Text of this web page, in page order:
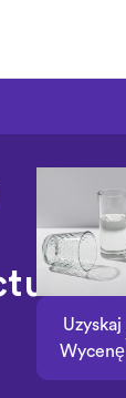
Uzyskaj
Wycenę